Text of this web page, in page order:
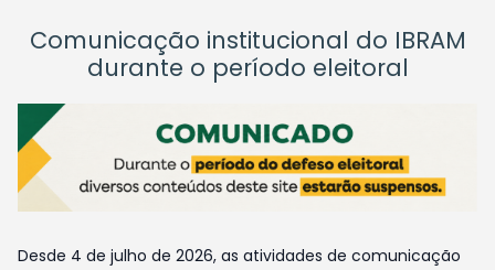
Comunicação institucional do IBRAM
durante o período eleitoral
Desde 4 de julho de 2026, as atividades de comunicação